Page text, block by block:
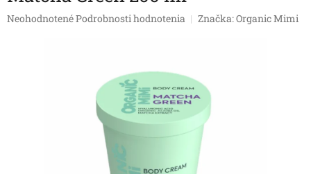
Priemerné
NeohodnotenéPodrobnosti hodnotenia Značka:Organic Mimi